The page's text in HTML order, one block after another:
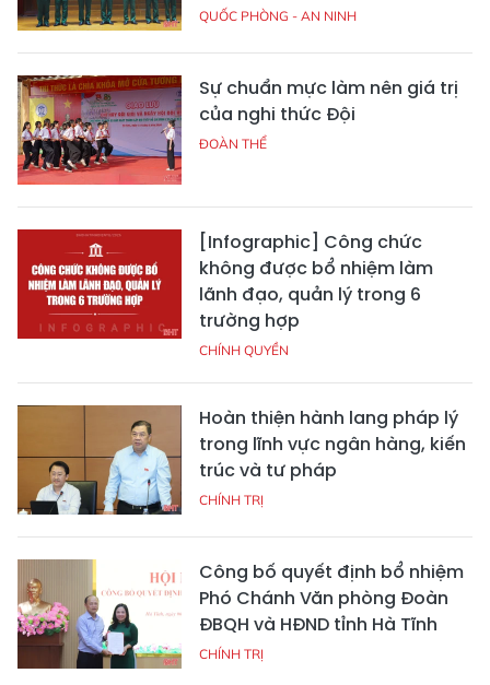
QUỐC PHÒNG - AN NINH
Sự chuẩn mực làm nên giá trị
của nghi thức Đội
ĐOÀN THỂ
[Infographic] Công chức
không được bổ nhiệm làm
lãnh đạo, quản lý trong 6
trường hợp
CHÍNH QUYỀN
Hoàn thiện hành lang pháp lý
trong lĩnh vực ngân hàng, kiến
trúc và tư pháp
CHÍNH TRỊ
Công bố quyết định bổ nhiệm
Phó Chánh Văn phòng Đoàn
ĐBQH và HĐND tỉnh Hà Tĩnh
CHÍNH TRỊ